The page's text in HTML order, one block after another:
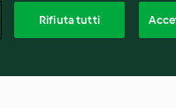
Rifiuta tutti